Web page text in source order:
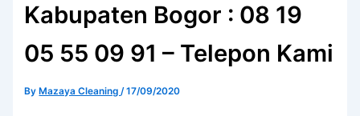
Kabupaten Bogor : 08 19
05 55 09 91 – Telepon Kami
By Mazaya Cleaning/17/09/2020